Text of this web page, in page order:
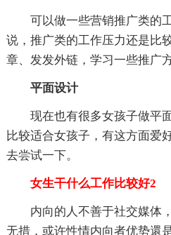
可以做一些营销推广类的
说，推广类的工作压力还是比
章、发发外链，学习一些推广
平面设计
现在也有很多女孩子做平
比较适合女孩子，有这方面爱
去尝试一下。
女生干什么工作比较好2
内向的人不善于社交媒体
无措，或许性情内向者优势還